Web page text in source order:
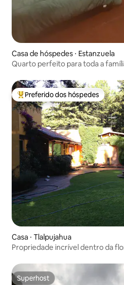
Casa de hóspedes ⋅ Estanzuela
Quarto perfeito para toda a
Entre os melhores preferidos dos
Preferido dos hóspedes
Casa ⋅ Tlalpujahua
Propriedade incrível dentro da
Superhost
Superhost